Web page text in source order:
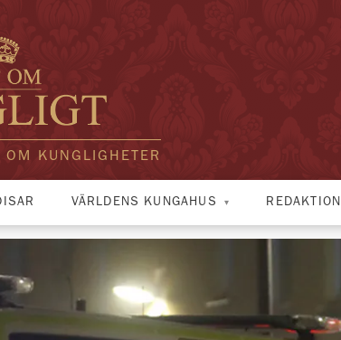
KUNGLIGHETER
VÄRLDENS KUNGAHUS REDAKTION